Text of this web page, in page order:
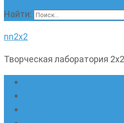
Найти:
nn2x2
Творческая лаборатория